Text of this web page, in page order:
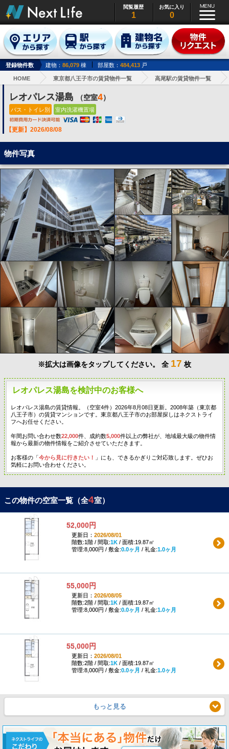
閲覧履歴
1
お気に入り
0
登録物件数 建物： 86,079 棟 部屋数： 484,413 戸
HOME 東京都八王子市の賃貸物件一覧 高尾駅の賃貸物件一覧
レオパレス湯島 （空室4）
バス・トイレ別 室内洗濯機置場
【更新】2026/08/08
物件写真
※拡大は画像をタップしてください。 全 17 枚
レオパレス湯島を検討中のお客様へ
レオパレス湯島の賃貸情報。（空室4件）2026年8月08日更新。2008年築（東京都
八王子市）の賃貸マンションです。東京都八王子市のお部屋探しはネクストライ
フへお任せください。
年間お問い合わせ数22,000件、成約数5,000件以上の弊社が、地域最大級の物件情
報から最新の物件情報をご紹介させていただきます。
お客様の「今から見に行きたい！
」にも、できるかぎりご対応致します。ぜひお
気軽にお問い合わせください。
この物件の空室一覧（全4室）
52,000円
更新日： 2026/08/01
階数:1階 / 間取:1K/ 面積:19.87㎡
管理:8,000円 / 敷金:0.0ヶ月 / 礼金:1.0ヶ月
55,000円
更新日： 2026/08/05
階数:2階 / 間取:1K/ 面積:19.87㎡
管理:8,000円 / 敷金:0.0ヶ月 / 礼金:1.0ヶ月
55,000円
更新日： 2026/08/01
階数:2階 / 間取:1K/ 面積:19.87㎡
管理:8,000円 / 敷金:0.0ヶ月 / 礼金:1.0ヶ月
もっと見る